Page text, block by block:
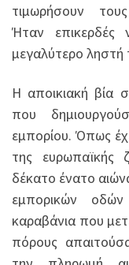
τιμωρήσουν
Ήταν επικερδές
μεγαλύτερο ληστή
Η αποικιακή βία
που
εμπορίου. Όπως
της ευρωπαϊκής
δέκατο ένατο
εμπορικών
καραβάνια που
πόρους